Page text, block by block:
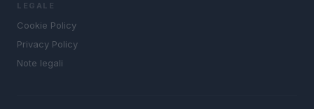
LEGALE
Cookie Policy
Privacy Policy
Note legali